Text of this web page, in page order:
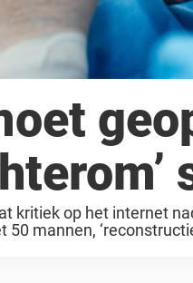
kritiek op het internet
50 mannen,